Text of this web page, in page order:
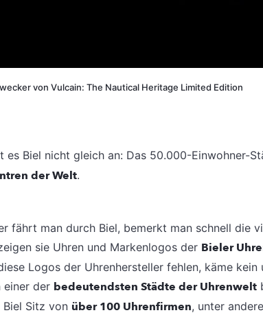
von Vulcain: The Nautical Heritage Limited Edition
es Biel nicht gleich an: Das 50.000-Einwohner-
der Welt.
fährt man durch Biel, bemerkt man schnell die
sie Uhren und Markenlogos der Bieler
Logos der Uhrenhersteller fehlen, käme
einer der bedeutendsten Städte der Uhrenwelt
Biel Sitz von über 100 Uhrenfirmen, unter